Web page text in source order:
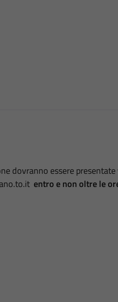
dovranno essere
entro e non oltre le